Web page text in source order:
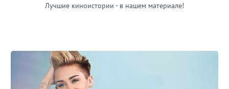
Лучшие киноистории - в нашем материале!